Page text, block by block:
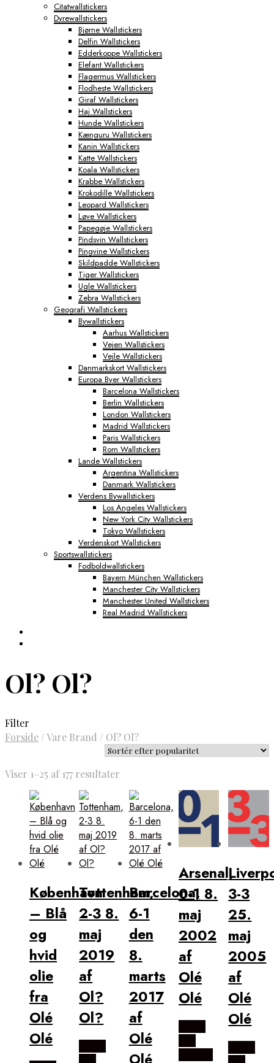
Citatwallstickers
Dyrewallstickers
Bjørne Wallstickers
Delfin Wallstickers
Edderkoppe Wallstickers
Elefant Wallstickers
Flagermus Wallstickers
Flodheste Wallstickers
Giraf Wallstickers
Haj Wallstickers
Hunde Wallstickers
Kænguru Wallstickers
Kanin Wallstickers
Katte Wallstickers
Koala Wallstickers
Krabbe Wallstickers
Krokodille Wallstickers
Leopard Wallstickers
Løve Wallstickers
Papegøje Wallstickers
Pindsvin Wallstickers
Pingvine Wallstickers
Skildpadde Wallstickers
Tiger Wallstickers
Ugle Wallstickers
Zebra Wallstickers
Geografi Wallstickers
Bywallstickers
Aarhus Wallstickers
Vejen Wallstickers
Vejle Wallstickers
Danmarkskort Wallstickers
Europa Byer Wallstickers
Barcelona Wallstickers
Berlin Wallstickers
London Wallstickers
Madrid Wallstickers
Paris Wallstickers
Rom Wallstickers
Lande Wallstickers
Argentina Wallstickers
Danmark Wallstickers
Verdens Bywallstickers
Los Angeles Wallstickers
New York City Wallstickers
Tokyo Wallstickers
Verdenskort Wallstickers
Sportswallstickers
Fodboldwallstickers
Bayern München Wallstickers
Manchester City Wallstickers
Manchester United Wallstickers
Real Madrid Wallstickers
Ol? Ol?
Filter
Forside /Vare Brand / Ol? Ol?
Viser 1–25 af 177 resultater
popularitet
København
– Blå
og
hvid
olie
fra
Olé
Olé
Tottenham,
2-3 8.
maj
2019
af
Ol?
Ol?
Barcelona,
6-1
den
8.
marts
2017
af
Olé
Arsenal,
0-1 8.
maj
2002
af
Olé
Olé
3-3
25.
maj
2005
af
Olé
Olé